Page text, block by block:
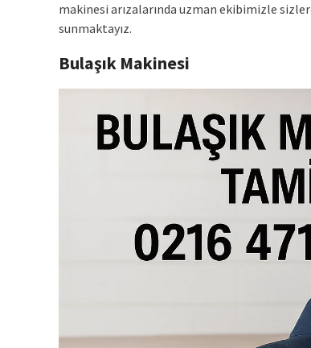
makinesi arızalarında uzman ekibimizle
sunmaktayız.
Bulaşık Makinesi